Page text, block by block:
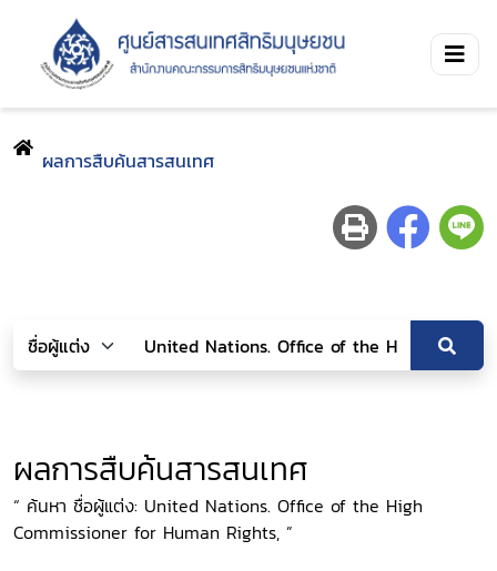
ผลการสืบค้นสารสนเทศ
ผลการสืบค้นสารสนเทศ
“ ค้นหา ชื่อผู้แต่ง: United Nations. Office of the High
Commissioner for Human Rights, ”